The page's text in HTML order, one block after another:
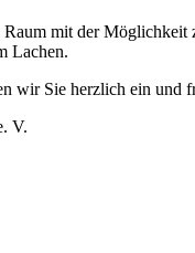
Raum mit der Möglichkeit
Lachen.
wir Sie herzlich ein und
V.